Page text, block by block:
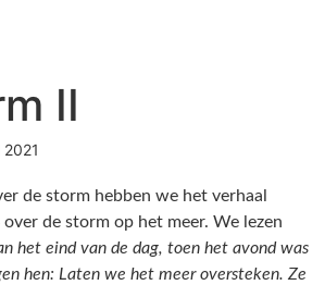
II
de storm hebben we het verhaal
de storm op het meer. We lezen
het eind van de dag, toen het avond was
hen: Laten we het meer oversteken. Ze